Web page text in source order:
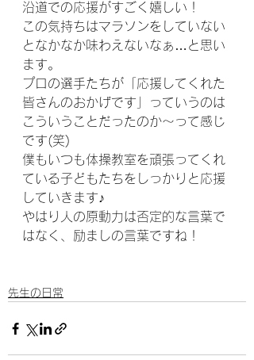
沿道での応援がすごく嬉しい！
この気持ちはマラソンをしていない
となかなか味わえないなぁ…と思い
ます。
プロの選手たちが「応援してくれた
皆さんのおかげです」っていうのは
こういうことだったのか～って感じ
です(笑)
僕もいつも体操教室を頑張ってくれ
ている子どもたちをしっかりと応援
していきます♪
やはり人の原動力は否定的な言葉で
はなく、励ましの言葉ですね！
先生の日常